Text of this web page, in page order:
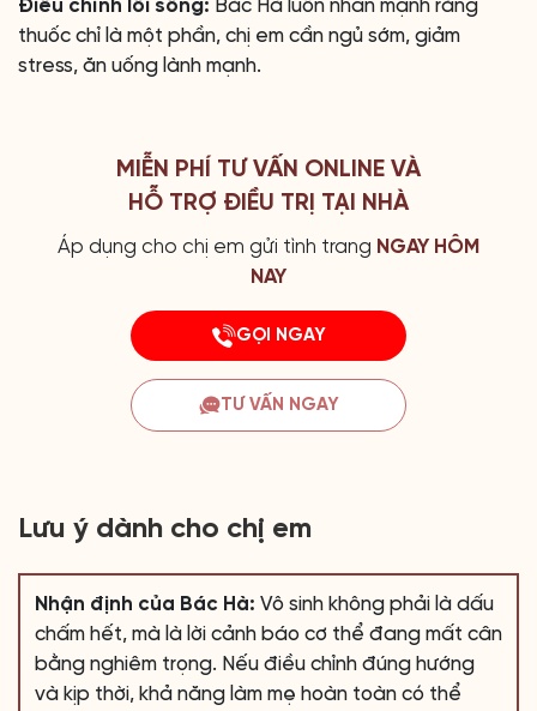
Điều chỉnh lối sống: Bác Hà luôn nhấn mạnh rằng
thuốc chỉ là một phần, chị em cần ngủ sớm, giảm
stress, ăn uống lành mạnh.
MIỄN PHÍ TƯ VẤN ONLINE VÀ
HỖ TRỢ ĐIỀU TRỊ TẠI NHÀ
Áp dụng cho chị em gửi tình trang NGAY HÔM
NAY
GỌI NGAY
TƯ VẤN NGAY
Lưu ý dành cho chị em
Nhận định của Bác Hà: Vô sinh không phải là dấu
chấm hết, mà là lời cảnh báo cơ thể đang mất cân
bằng nghiêm trọng. Nếu điều chỉnh đúng hướng
và kịp thời, khả năng làm mẹ hoàn toàn có thể